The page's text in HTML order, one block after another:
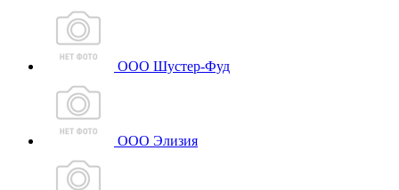
ООО Шустер-Фуд
ООО Элизия